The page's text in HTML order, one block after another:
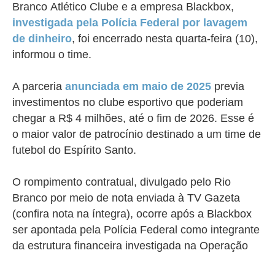
Branco Atlético Clube e a empresa Blackbox,
investigada pela Polícia Federal por lavagem
de dinheiro, foi encerrado nesta quarta-feira (10),
informou o time.
A parceria anunciada em maio de 2025 previa
investimentos no clube esportivo que poderiam
chegar a R$ 4 milhões, até o fim de 2026. Esse é
o maior valor de patrocínio destinado a um time de
futebol do Espírito Santo.
O rompimento contratual, divulgado pelo Rio
Branco por meio de nota enviada à TV Gazeta
(confira nota na íntegra), ocorre após a Blackbox
ser apontada pela Polícia Federal como integrante
da estrutura financeira investigada na Operação